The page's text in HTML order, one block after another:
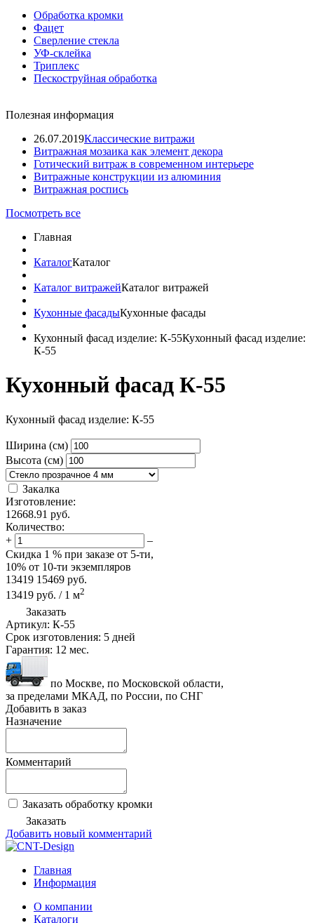
Обработка кромки
Фацет
Сверление стекла
УФ-склейка
Триплекс
Пескоструйная обработка
Полезная информация
26.07.2019Классические витражи
Витражная мозаика как элемент декора
Готический витраж в современном интерьере
Витражные конструкции из алюминия
Витражная роспись
Посмотреть все
Главная
КаталогКаталог
Каталог витражейКаталог витражей
Кухонные фасадыКухонные фасады
Кухонный фасад изделие: К-55Кухонный фасад изделие:
К-55
Кухонный фасад К-55
Кухонный фасад изделие: К-55
Ширина (см)
Высота (см)
Закалка
Изготовление:
12668.91 руб.
Количество:
+
–
Скидка 1 % при заказе от 5-ти,
10% от 10-ти экземпляров
13419 15469 руб.
13419 руб. / 1 м2
Заказать
Артикул: К-55
Срок изготовления: 5 дней
Гарантия: 12 мес.
по Москве, по Московской области,
за пределами МКАД, по России, по СНГ
Добавить в заказ
Назначение
Комментарий
Заказать обработку кромки
Заказать
Добавить новый комментарий
Главная
Информация
О компании
Каталоги